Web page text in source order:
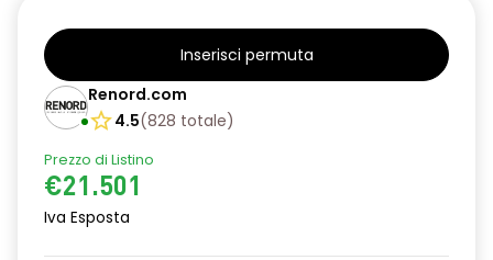
Inserisci permuta
Renord.com
4.5(828 totale)
Prezzo di Listino
€21.501
Iva Esposta